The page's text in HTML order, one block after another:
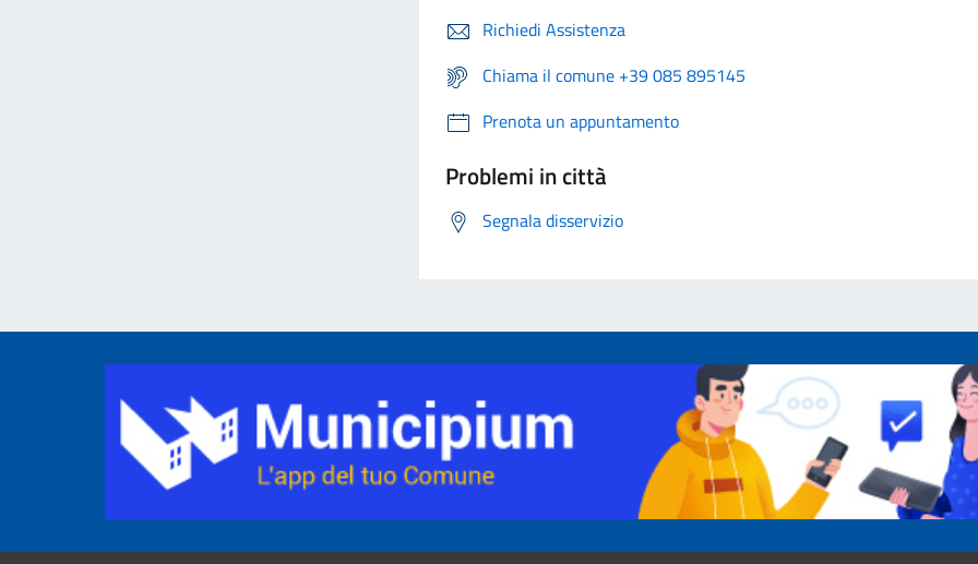
Richiedi Assistenza
Chiama il comune +39 085 895145
Prenota un appuntamento
Problemi in città
Segnala disservizio